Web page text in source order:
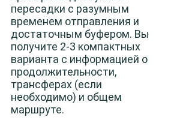
пересадки с разумным
временем отправления и
достаточным буфером. Вы
получите 2-3 компактных
варианта с информацией о
продолжительности,
трансферах (если
необходимо) и общем
маршруте.